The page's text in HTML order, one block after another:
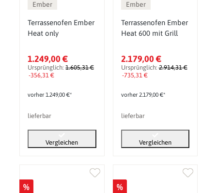
Ember
Terrassenofen Ember
Heat only
1.249,00 €
Ursprünglich: 1.605,31 €
-356,31 €
vorher 1.249,00 €*
lieferbar
Vergleichen
Ember
Terrassenofen Ember
Heat 600 mit Grill
2.179,00 €
Ursprünglich:2.914,31 €
-735,31 €
vorher 2.179,00 €*
lieferbar
Vergleichen
% %